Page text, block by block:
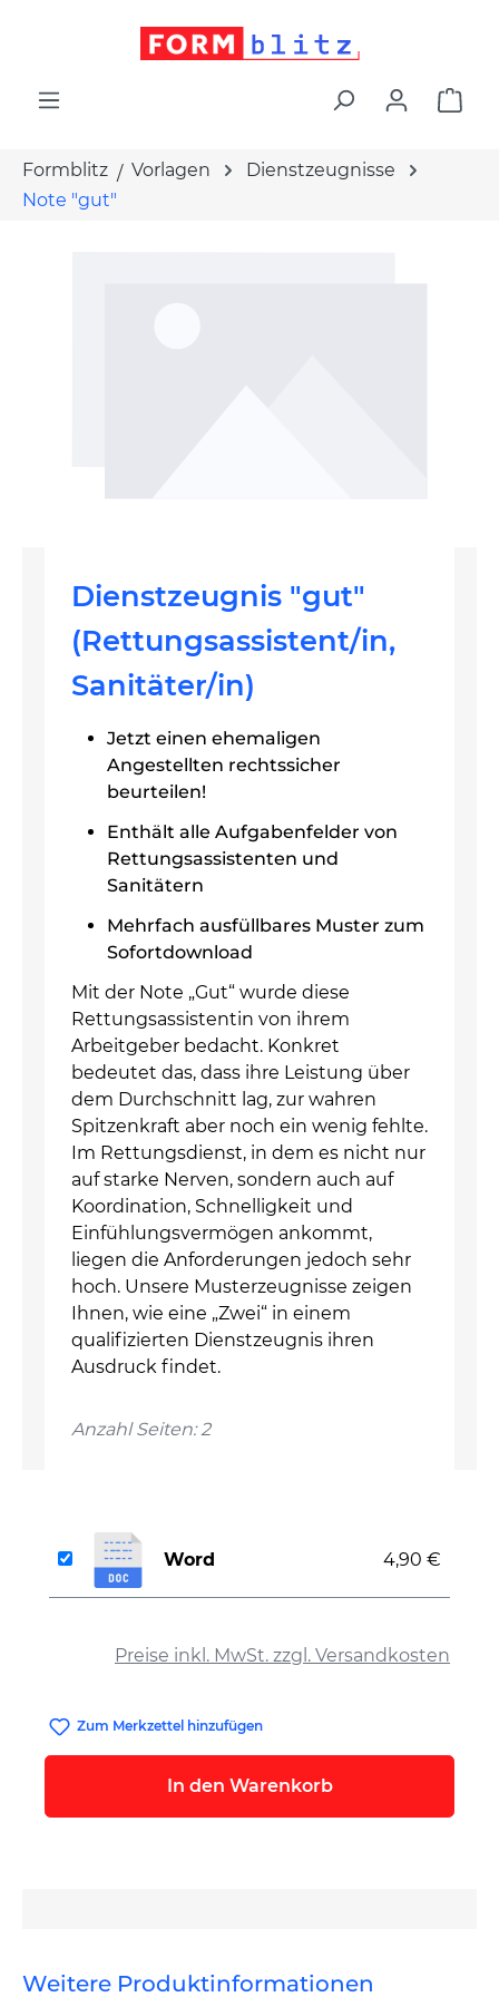
Formblitz Vorlagen
Dienstzeugnisse
Note "gut"
Dienstzeugnis "gut"
(Rettungsassistent/in,
Sanitäter/in)
Jetzt einen ehemaligen
Angestellten rechtssicher
beurteilen!
Enthält alle Aufgabenfelder von
Rettungsassistenten und
Sanitätern
Mehrfach ausfüllbares Muster zum
Sofortdownload
Mit der Note „Gut“ wurde diese
Rettungsassistentin von ihrem
Arbeitgeber bedacht. Konkret
bedeutet das, dass ihre Leistung über
dem Durchschnitt lag, zur wahren
Spitzenkraft aber noch ein wenig fehlte.
Im Rettungsdienst, in dem es nicht nur
auf starke Nerven, sondern auch auf
Koordination, Schnelligkeit und
Einfühlungsvermögen ankommt,
liegen die Anforderungen jedoch sehr
hoch. Unsere Musterzeugnisse zeigen
Ihnen, wie eine „Zwei“ in einem
qualifizierten Dienstzeugnis ihren
Ausdruck findet.
Anzahl Seiten: 2
Preise inkl. MwSt. zzgl. Versandkosten
Word 4,90 €
Zum Merkzettel hinzufügen
In den Warenkorb
Weitere Produktinformationen